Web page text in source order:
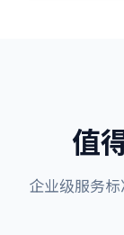
值
企业级服务